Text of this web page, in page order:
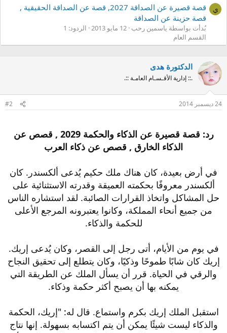
ي
قصة قصيرة عن الصداقة 2027, قصة عن الصداقة الحقيقية ,
قصة حزينة عن الصداقة
بُدأت بواسطة ياسمين رحب 12 مايو 2013
الردود: 1
القسم العام
الدكتورة هدى
.:: إدارية الأقـسـام العامـة ::.
24 ديسمبر 2014 #2
رد: قصة قصيرة عن الذكاء والحكمة 2029 , قصص عن
الذكاء الخارق , قصص عن ذكاء العرب
في أرض بعيدة، كان هناك ملك حكيم يُدعى ألكسندر. كان
ألكسندر معروفًا بحكمته العميقة وقدرته الاستثنائية على
حل المشاكل واتخاذ القرارات الصائبة. لقد استشاره الناس
من جميع أنحاء المملكة، وكانوا يعتبرونه المرجع الأعلى
للحكمة والذكاء.
في يوم من الأيام، أتى رجل إلى القصر، وكان يُدعى إريك.
إريك كان شابًا طموحًا وذكيًا، وكان يتطلع إلى تحقيق النجاح
والرقي في الحياة. قرر أن يسأل الملك عن الطريقة التي
يمكنه بها أن يصبح أكثر حكمة وذكاء.
استقبل الملك إريك بكرم واستماع. قال له: "إريك، الحكمة
والذكاء ليست شيئًا يمكن أن يتم اكتسابه بسهولة. إنها نتاج